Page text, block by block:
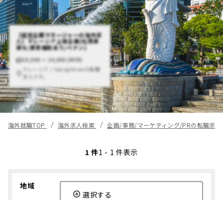
【経営企画マネージャーの海外求
人】マレーシア上場企業(社用車
貸与/家賃補助あり/ペナン)
10,000 〜 20,000 (MYR)
マレーシア / Georgetownの転職
求人です。
海外就職TOP 海外求人検索 企画/事務/マーケティング/PRの転職求人
1 件1 - 1 件表示
地域
選択する